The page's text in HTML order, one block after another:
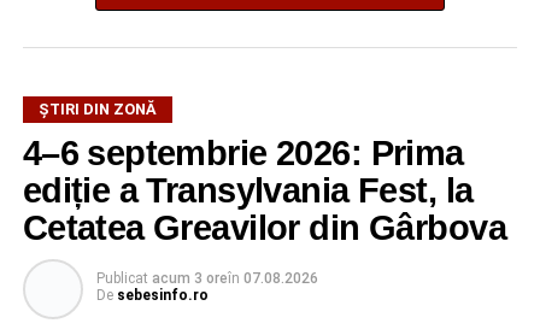
ȘTIRI DIN ZONĂ
4–6 septembrie 2026: Prima
ediție a Transylvania Fest, la
Cetatea Greavilor din Gârbova
Publicat acum 3 oreîn 07.08.2026
De sebesinfo.ro